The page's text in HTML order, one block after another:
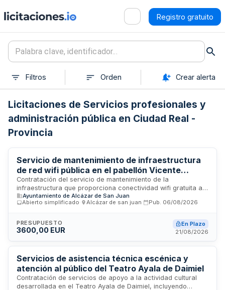
Registro gratuito
Filtros Orden Crear alerta
Licitaciones de Servicios profesionales y
administración pública en Ciudad Real -
Provincia
Servicio de mantenimiento de infraestructura
de red wifi pública en el pabellón Vicente
Paniagua del Ayuntamiento de Alcázar de San
Juan
Contratación del servicio de mantenimiento de la
infraestructura que proporciona conectividad wifi gratuita a
la ciudadanía en el pabellón Vicente Paniagua. El
Ayuntamiento de Alcázar de San Juan licita este servicio
inalámbrica disponible para el uso de la comunidad. El
contrato contempla la prestación del servicio de
todas las labores técnicas necesarias para mantener
operativa la infraestructura de telecomunicaciones.
Ayuntamiento de Alcázar de San Juan
Abierto simplificado
Alcázar de san juan Pub. 06/08/2026
PRESUPUESTO
3600,00 EUR
En Plazo
21/08/2026
Servicios de asistencia técnica escénica y
atención al público del Teatro Ayala de Daimiel
Contratación de servicios de apoyo a la actividad cultural
desarrollada en el Teatro Ayala de Daimiel, incluyendo